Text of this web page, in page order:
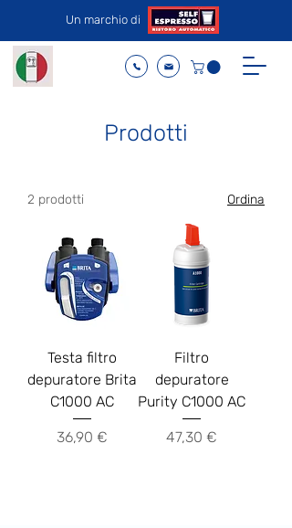
Un marchio di
Prodotti
2 prodotti Ordina
Testa filtro
depuratore Brita
C1000 AC
Prezzo
36,90 €
Filtro
depuratore
Purity C1000 AC
Prezzo
47,30 €